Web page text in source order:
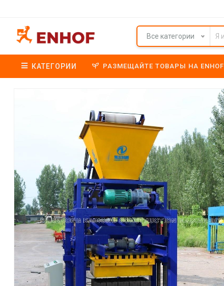
Все категории
КАТЕГОРИИ РАЗМЕЩАЙТЕ ТОВАРЫ НА ENHOF